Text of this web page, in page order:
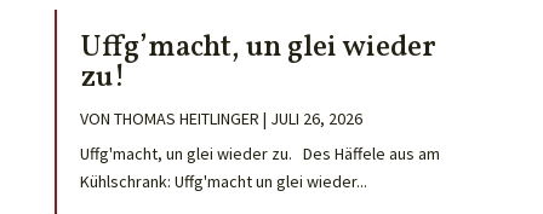
Uffg’macht, un glei wieder
zu!
VON THOMAS HEITLINGER | JULI 26, 2026
Uffg'macht, un glei wieder zu. Des Häffele aus am
Kühlschrank: Uffg'macht un glei wieder...